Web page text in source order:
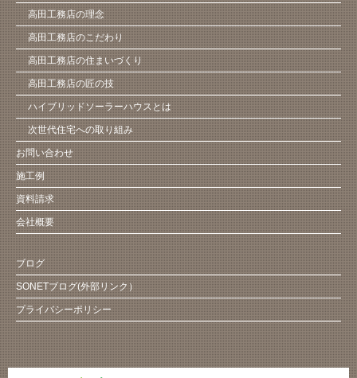
高田工務店の理念
高田工務店のこだわり
高田工務店の住まいづくり
高田工務店の匠の技
ハイブリッドソーラーハウスとは
次世代住宅への取り組み
お問い合わせ
施工例
資料請求
会社概要
ブログ
SONETブログ(外部リンク）
プライバシーポリシー